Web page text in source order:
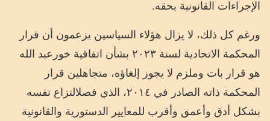
الإجراءات القانونية بحقه.
ورغم كل ذلك، لا يزال هؤلاء السياسين يزعمون أن قرار
المحكمة الاتحادية لسنة ٢٠٢٣ بشأن اتفاقية خور عبد الله
هو قرار بات وملزم لا يجوز إلغاؤه، متجاهلين قرار
المحكمة ذاته الصادر في ٢٠١٤، الذي فصلالنزاع نفسه
بشكل أدق وأعمق وأقرب للمعايير الدستورية والقانونية